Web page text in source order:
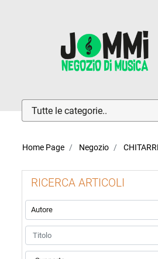
La modifica di un filtro
Home Page Negozio
RICERCA ARTICOLI
La modifica di un filtro